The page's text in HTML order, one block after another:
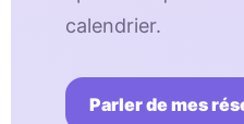
calendrier.
Parler de mes